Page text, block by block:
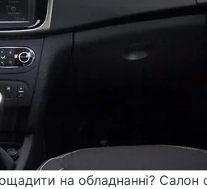
на обладнанні? Салон